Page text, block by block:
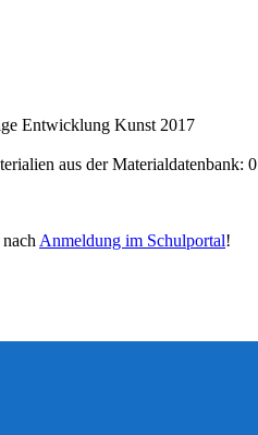
Entwicklung Kunst 2017
aus der Materialdatenbank: 0
Anmeldung im Schulportal!